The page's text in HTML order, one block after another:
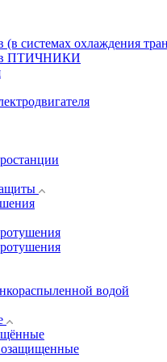
(в системах охлаждения
ПТИЧНИКИ
водой